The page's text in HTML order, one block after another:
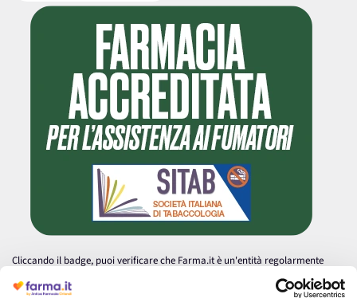
Cliccando il badge, puoi verificare che Farma.it è un'entità regolarmente
autorizzata dal Ministero della Salute a effettuare la vendita online di
medicinali.